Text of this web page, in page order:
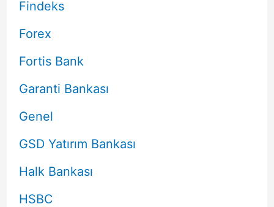
Findeks
Forex
Fortis Bank
Garanti Bankası
Genel
GSD Yatırım Bankası
Halk Bankası
HSBC